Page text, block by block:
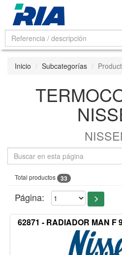
Inicio Subcategorías
Total productos 33
Página:
62871 - RADIADOR MAN F